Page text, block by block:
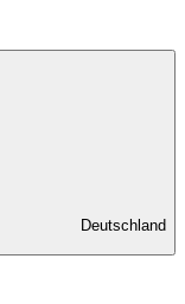
Deutschland